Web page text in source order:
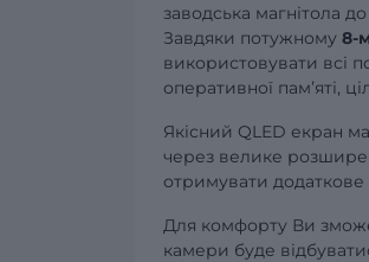
заводська магнітола
Завдяки потужному 8-
використовувати всі
оперативної памʼяті,
Якісний QLED екран
через велике
отримувати додаткове
Для комфорту Ви
камери буде